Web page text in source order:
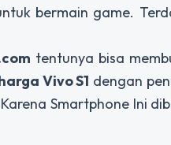
bermain game.
tentunya bisa
Vivo S1 dengan
Smartphone Ini